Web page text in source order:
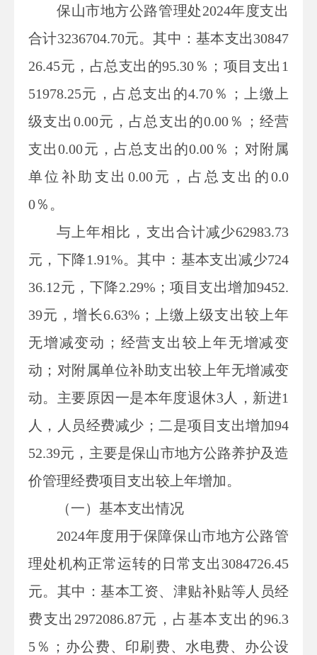
保山市地方公路管理处2024年度支出
合计3236704.70元。其中：基本支出30847
26.45元 ，占总支出的95.30 ％；项目支出 1
51978.25元 ，占总支出的4.70 ％；上缴上
级支出 0.00元 ，占总支出的0.00 ％；经营
支出0.00元 ，占总支出的0.00 ％；对附属
单位补助支出 0.00元 ，占总支出的0.0
0％。
与上年相比，支出合计减少62983.73
元， 下降1.91%。其中： 基本支出减少724
36.12元， 下降2.29% ；项目支出增加9452.
39元，增长6.63% ；上缴上级支出较上年
无增减变动 ；经营支出 较上年无增减变
动 ；对附属单位补助支出较上年无增减变
动。 主要原因一是本年度退休3人，新进1
人 ，人员经费减少；二是项目支出增加94
52.39元，主要是保山市地方公路养护及造
价管理经费项目支出较上年增加。
（一）基本支出情况
2024年度用于保障保山市地方公路管
理处机构正常运转的日常支出 3084726.45
元。 其中：基本工资、津贴补贴等人员经
费支出 2972086.87元， 占基本支出的96.3
5 ％；办公费、印刷费、水电费、办公设